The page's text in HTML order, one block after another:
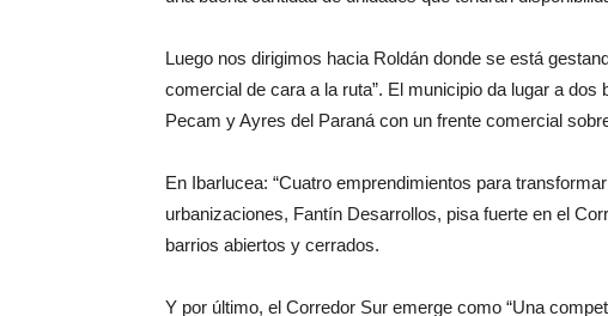
Luego nos dirigimos hacia Roldán donde se está
comercial de cara a la ruta”. El municipio da lugar a
Pecam y Ayres del Paraná con un frente comercial
En Ibarlucea: “Cuatro emprendimientos para transformar
urbanizaciones, Fantín Desarrollos, pisa fuerte en el
barrios abiertos y cerrados.
Y por último, el Corredor Sur emerge como “Una